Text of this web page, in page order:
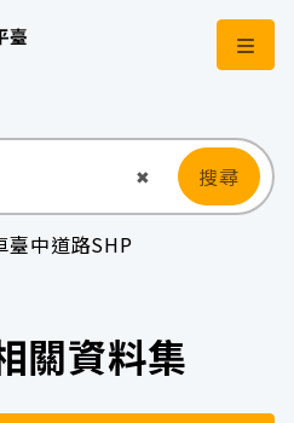
資料開
✖ 清空輸入
搜尋
臺中道路SHP
關資料集